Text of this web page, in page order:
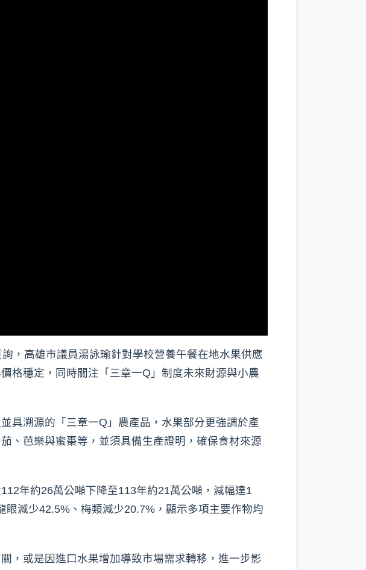
，高雄市議員湯詠瑜針對學校營養午餐在地水果供應
格穩定，同時關注「三章一Q」制度未來財源與小農
具溯源的「三章一Q」農產品，水果部分更強調於產
、芭樂與蜜棗等，並須具備生產證明，確保食材來源
年約26萬公噸下降至113年約21萬公噸，減幅達1
減少42.5%、梅類減少20.7%，顯示多項主要作物均
，或是因進口水果增加導致市場需求轉移，進一步影